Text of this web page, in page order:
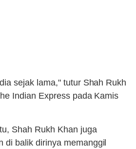
sejak lama," tutur Shah Rukh
Indian Express pada Kamis
Shah Rukh Khan juga
di balik dirinya memanggil